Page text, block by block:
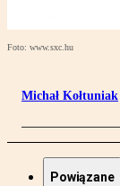
Foto: www.sxc.hu
Michał Kołtuniak
Powiązane